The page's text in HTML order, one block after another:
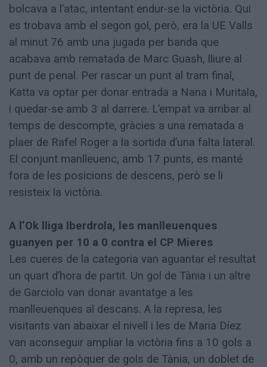
bolcava a l’atac, intentant endur-se la victòria. Qui
es trobava amb el segon gol, però, era la UE Valls
al minut 76 amb una jugada per banda que
acabava amb rematada de Marc Guash, lliure al
punt de penal. Per rascar un punt al tram final,
Katta va optar per donar entrada a Nana i Muritala,
i quedar-se amb 3 al darrere. L’empat va arribar al
temps de descompte, gràcies a una rematada a
plaer de Rafel Roger a la sortida d’una falta lateral.
El conjunt manlleuenc, amb 17 punts, es manté
fora de les posicions de descens, però se li
resisteix la victòria.
A l’Ok lliga Iberdrola, les manlleuenques
guanyen per 10 a 0 contra el CP Mieres
Les cueres de la categoria van aguantar el resultat
un quart d’hora de partit. Un gol de Tània i un altre
de Garciolo van donar avantatge a les
manlleuenques al descans. A la represa, les
visitants van abaixar el nivell i les de Maria Díez
van aconseguir ampliar la victòria fins a 10 gols a
0, amb un repòquer de gols de Tània, un doblet de